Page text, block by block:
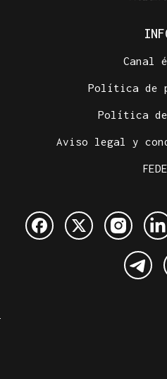
Canal
Política de
Política
Aviso legal y